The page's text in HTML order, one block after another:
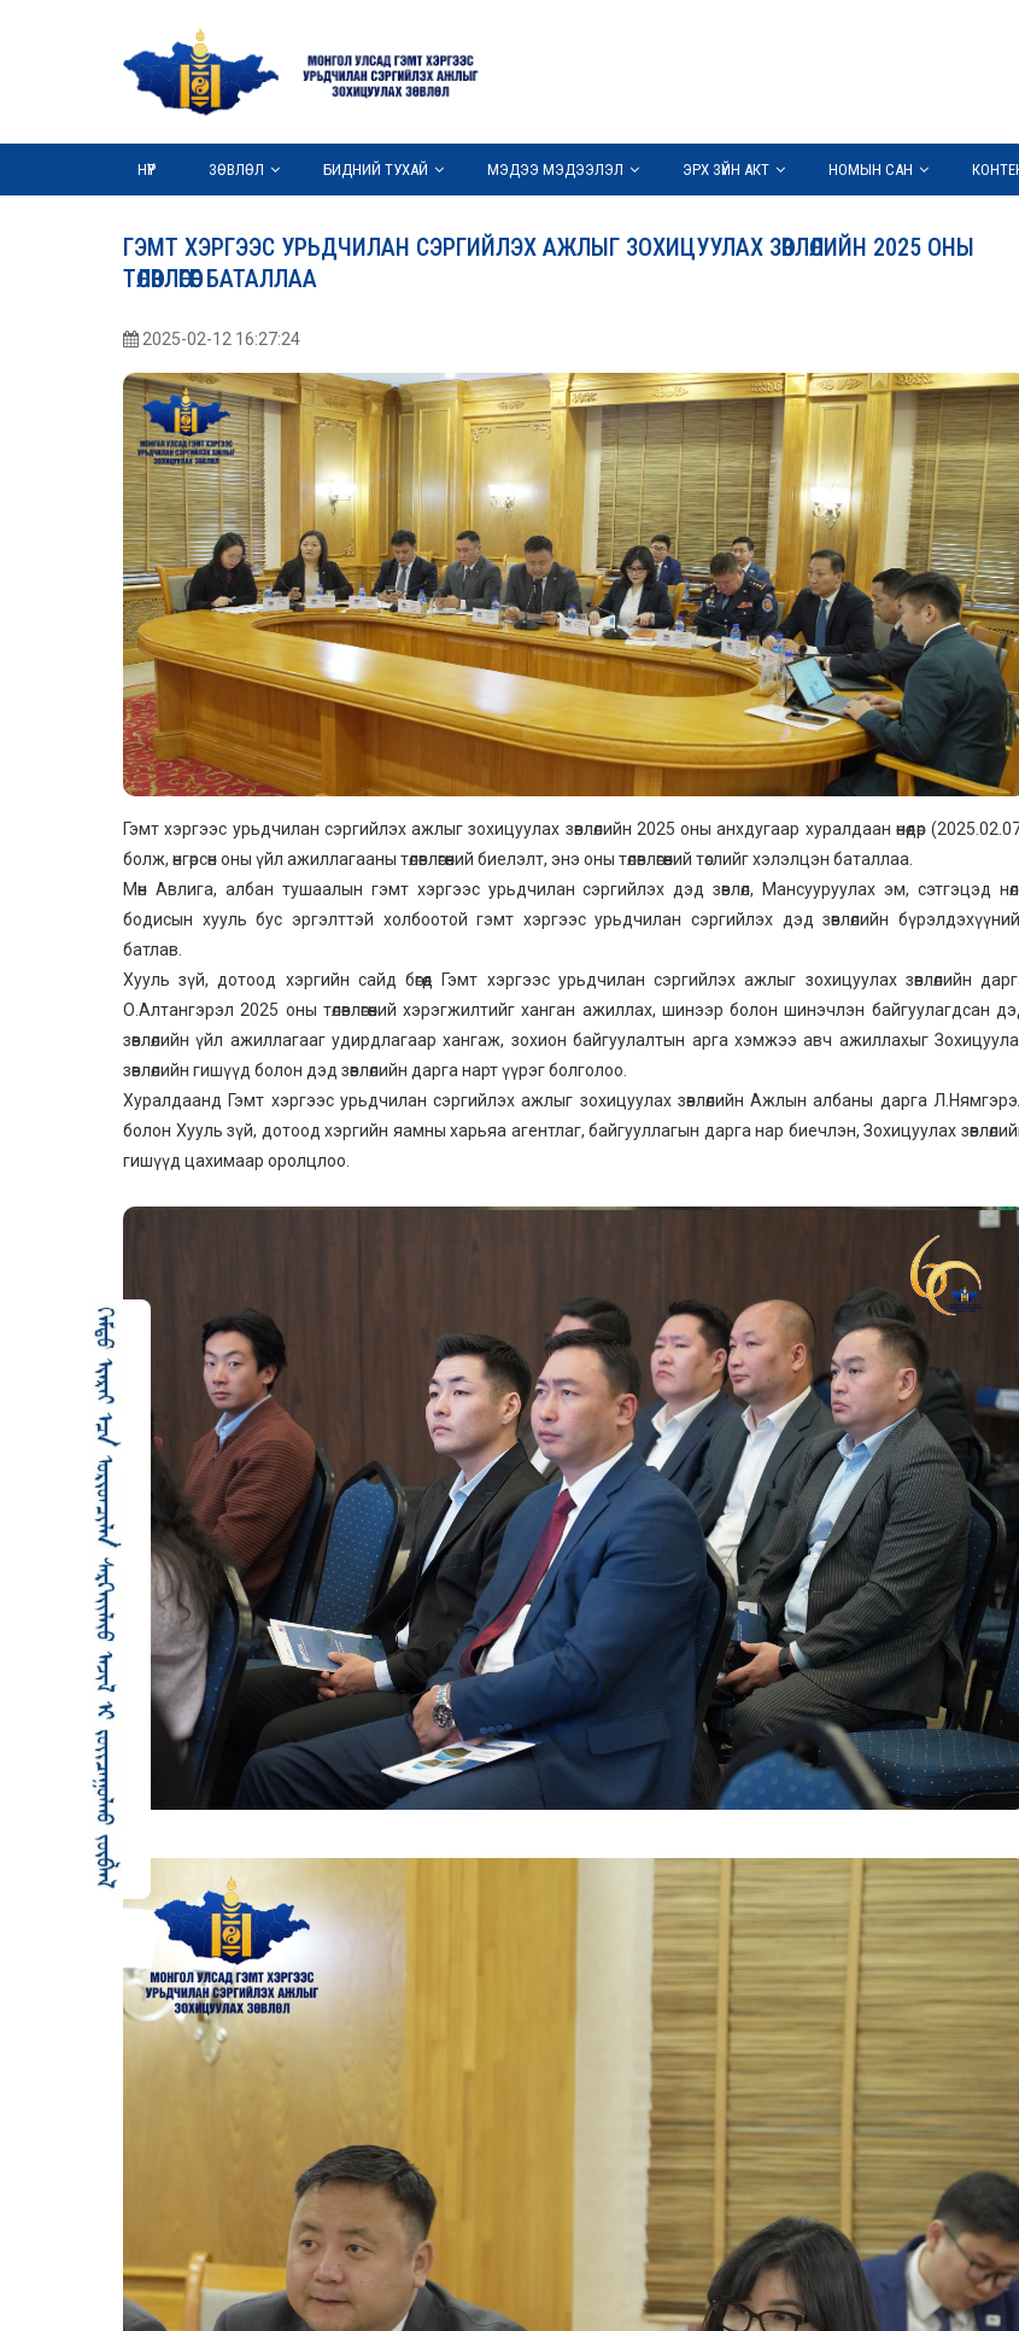
НҮҮР ЗӨВЛӨЛ БИДНИЙ ТУХАЙ МЭДЭЭ МЭДЭЭЛЭЛ ЭРХ ЗҮЙН АКТ НОМЫН САН
ГЭМТ ХЭРГЭЭС УРЬДЧИЛАН СЭРГИЙЛЭХ АЖЛЫГ ЗОХИЦУУЛАХ ЗӨВЛӨЛИЙН 2025 ОНЫ
ТӨЛӨВЛӨГӨӨГ БАТАЛЛАА
2025-02-12 16:27:24
Гэмт хэргээс урьдчилан сэргийлэх ажлыг зохицуулах зөвлөлийн 2025 оны анхдугаар хуралдаан өнөөдөр
болж, өнгөрсөн оны үйл ажиллагааны төлөвлөгөөний биелэлт, энэ оны төлөвлөгөөний төслийг хэлэлцэн баталлаа.
Мөн Авлига, албан тушаалын гэмт хэргээс урьдчилан сэргийлэх дэд зөвлөл, Мансууруулах эм, сэтгэцэд
бодисын хууль бус эргэлттэй холбоотой гэмт хэргээс урьдчилан сэргийлэх дэд зөвлөлийн
батлав.
Хууль зүй, дотоод хэргийн сайд бөгөөд Гэмт хэргээс урьдчилан сэргийлэх ажлыг зохицуулах зөвлөлийн
О.Алтангэрэл 2025 оны төлөвлөгөөний хэрэгжилтийг ханган ажиллах, шинээр болон шинэчлэн байгуулагдсан
зөвлөлийн үйл ажиллагааг удирдлагаар хангаж, зохион байгуулалтын арга хэмжээ авч ажиллахыг
зөвлөлийн гишүүд болон дэд зөвлөлийн дарга нарт үүрэг болголоо.
Хуралдаанд Гэмт хэргээс урьдчилан сэргийлэх ажлыг зохицуулах зөвлөлийн Ажлын албаны дарга
болон Хууль зүй, дотоод хэргийн яамны харьяа агентлаг, байгууллагын дарга нар биечлэн, Зохицуулах
гишүүд цахимаар оролцлоо.